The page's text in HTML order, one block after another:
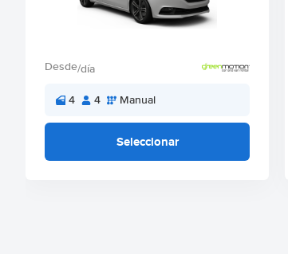
Desde/día
4 4 Manual
Seleccionar